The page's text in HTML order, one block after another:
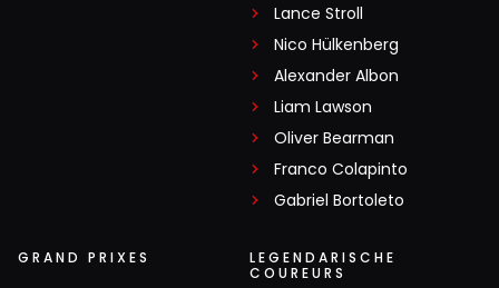
Lance Stroll
Nico Hülkenberg
Alexander Albon
Liam Lawson
Oliver Bearman
Franco Colapinto
Gabriel Bortoleto
GRAND PRIXES
LEGENDARISCHE
COUREURS